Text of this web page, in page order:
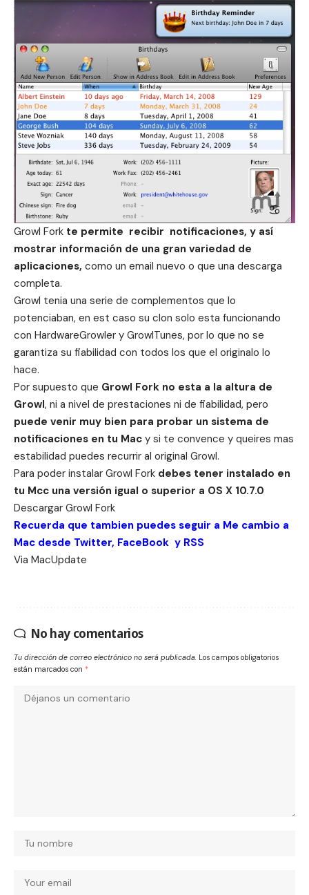
Growl Fork te permite recibir notificaciones, y así
mostrar información de una gran variedad de
aplicaciones, como un email nuevo o que una descarga
completa.
Growl tenia una serie de complementos que lo
potenciaban, en est caso su clon solo esta funcionando
con HardwareGrowler y GrowlTunes, por lo que no se
garantiza su fiabilidad con todos los que el originalo lo
hace.
Por supuesto que Growl Fork no esta a la altura de
Growl, ni a nivel de prestaciones ni de fiabilidad, pero
puede venir muy bien para probar un sistema de
notificaciones en tu Mac y si te convence y queires mas
estabilidad puedes recurrir al original Growl.
Para poder instalar Growl Fork debes tener instalado en
tu Mcc una versión igual o superior a OS X 10.7.0
Descargar Growl Fork
Recuerda que tambien puedes seguir a Me cambio a
Mac desde Twitter, FaceBook y RSS
Via MacUpdate
No hay comentarios
Tu dirección de correo electrónico no será publicada. Los campos obligatorios
están marcados con *